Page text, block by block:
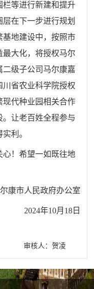
栏等进行新建和提升
在下一步进行规划
基地建设中，按照市
大化，将授权马尔
级子公司马尔康嘉
川省农业科学院授权
现代种业园相关合作
。让老百姓全程参与
利。
心！希望一如既往地
康市人民政府办公室
2024年10月18日
审核人：贺凌